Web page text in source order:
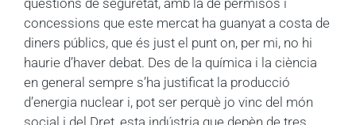
concessions que este mercat ha guanyat a costa de
diners públics, que és just el punt on, per mi, no hi
haurie d’haver debat. Des de la química i la ciència
en general sempre s’ha justificat la producció
d’energia nuclear i, pot ser perquè jo vinc del món
social i del Dret, esta indústria que depèn de tres